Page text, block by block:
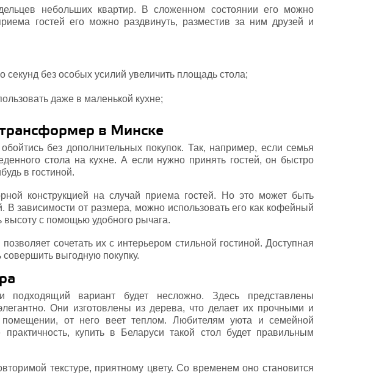
небольших квартир. В сложенном состоянии его можно
гостей его можно раздвинуть, разместив за ним друзей и
без особых усилий увеличить площадь стола;
даже в маленькой кухне;
в Минске
без дополнительных покупок. Так, например, если семья
стола на кухне. А если нужно принять гостей, он быстро
в гостиной.
конструкцией на случай приема гостей. Но это может быть
зависимости от размера, можно использовать его как кофейный
с помощью удобного рычага.
сочетать их с интерьером стильной гостиной. Доступная
выгодную покупку.
подходящий вариант будет несложно. Здесь представлены
Они изготовлены из дерева, что делает их прочными и
от него веет теплом. Любителям уюта и семейной
купить в Беларуси такой стол будет правильным
текстуре, приятному цвету. Со временем оно становится